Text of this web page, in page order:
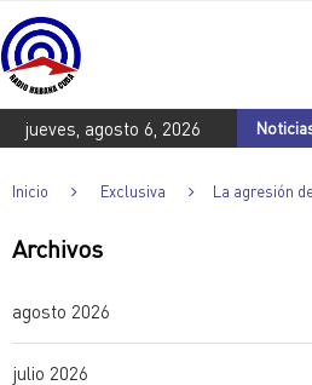
jueves, agosto 6, 2026
cien años, cien escuelas Primer
Inicio Exclusiva La agresión
Archivos
agosto 2026
julio 2026